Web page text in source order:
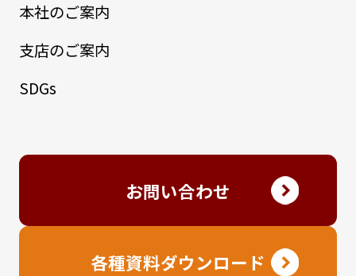
本社のご案内
支店のご案内
SDGs
お問い合わせ
各種資料ダウンロード